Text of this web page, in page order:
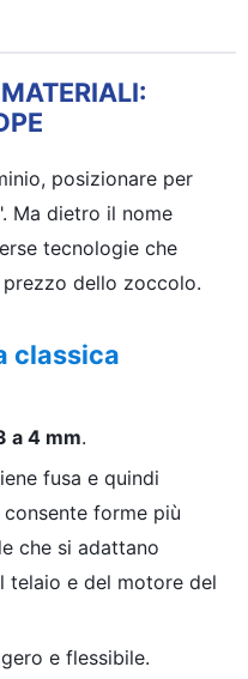
posizionare per
Ma dietro il nome
tecnologie che
dello zoccolo.
classica
a 4 mm.
fusa e quindi
forme più
che si adattano
telaio e del motore del
e flessibile.